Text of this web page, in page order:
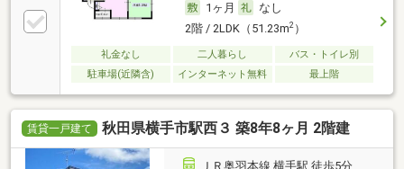
1ヶ月
なし
2階 / 2LDK（51.23m2）
礼金なし 二人暮らし
バス・トイレ別
駐車場(近隣含)
インターネット無料 最上階
賃貸一戸建て 秋田県横手市駅西３ 築8年8ヶ月 2階建
ＪＲ奥羽本線 横手駅 徒歩5分